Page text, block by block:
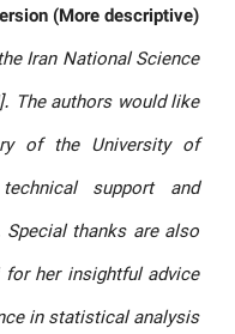
(More descriptive):
Iran National Science
The authors would like
of the University of
support and
thanks are also
her insightful advice
in statistical analysis.